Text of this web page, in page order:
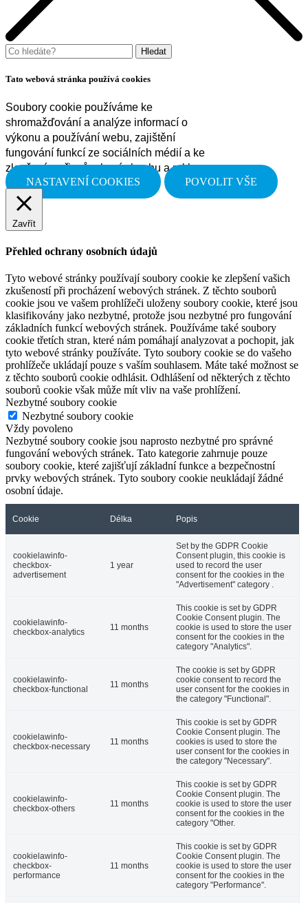
Tato webová stránka používá cookies
Soubory cookie používáme ke
shromažďování a analýze informací o
výkonu a používání webu, zajištění
fungování funkcí ze sociálních médií a ke
zlepšení a přizpůsobení obsahu a reklam.
NASTAVENÍ COOKIES
POVOLIT VŠE
Zavřít
Přehled ochrany osobních údajů
Tyto webové stránky používají soubory cookie ke zlepšení vašich
zkušeností při procházení webových stránek. Z těchto souborů
cookie jsou ve vašem prohlížeči uloženy soubory cookie, které jsou
klasifikovány jako nezbytné, protože jsou nezbytné pro fungování
základních funkcí webových stránek. Používáme také soubory
cookie třetích stran, které nám pomáhají analyzovat a pochopit, jak
tyto webové stránky používáte. Tyto soubory cookie se do vašeho
prohlížeče ukládají pouze s vaším souhlasem. Máte také možnost se
z těchto souborů cookie odhlásit. Odhlášení od některých z těchto
souborů cookie však může mít vliv na vaše prohlížení.
Nezbytné soubory cookie
Nezbytné soubory cookie
Vždy povoleno
Nezbytné soubory cookie jsou naprosto nezbytné pro správné
fungování webových stránek. Tato kategorie zahrnuje pouze
soubory cookie, které zajišťují základní funkce a bezpečnostní
prvky webových stránek. Tyto soubory cookie neukládají žádné
osobní údaje.
Cookie Délka Popis
cookielawinfo-
checkbox-
advertisement
1 year
Set by the GDPR Cookie
Consent plugin, this cookie is
used to record the user
consent for the cookies in the
"Advertisement" category .
cookielawinfo-
checkbox-analytics
11 months
This cookie is set by GDPR
Cookie Consent plugin. The
cookie is used to store the user
consent for the cookies in the
category "Analytics".
cookielawinfo-
checkbox-functional
11 months
The cookie is set by GDPR
cookie consent to record the
user consent for the cookies in
the category "Functional".
cookielawinfo-
checkbox-necessary
11 months
This cookie is set by GDPR
Cookie Consent plugin. The
cookies is used to store the
user consent for the cookies in
the category "Necessary".
cookielawinfo-
checkbox-others
11 months
This cookie is set by GDPR
Cookie Consent plugin. The
cookie is used to store the user
consent for the cookies in the
category "Other.
cookielawinfo-
checkbox-
performance
11 months
This cookie is set by GDPR
Cookie Consent plugin. The
cookie is used to store the user
consent for the cookies in the
category "Performance".